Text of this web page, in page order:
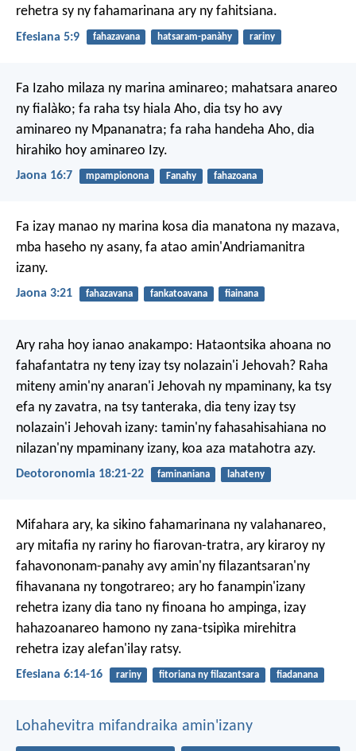
rehetra sy ny fahamarinana ary ny fahitsiana.
Efesiana 5:9 fahazavana hatsaram-panàhy rariny
Fa Izaho milaza ny marina aminareo; mahatsara anareo
ny fialàko; fa raha tsy hiala Aho, dia tsy ho avy
aminareo ny Mpananatra; fa raha handeha Aho, dia
hirahiko hoy aminareo Izy.
Jaona 16:7 mpampionona Fanahy fahazoana
Fa izay manao ny marina kosa dia manatona ny mazava,
mba haseho ny asany, fa atao amin'Andriamanitra
izany.
Jaona 3:21 fahazavana fankatoavana fiainana
Ary raha hoy ianao anakampo: Hataontsika ahoana no
fahafantatra ny teny izay tsy nolazain'i Jehovah? Raha
miteny amin'ny anaran'i Jehovah ny mpaminany, ka tsy
efa ny zavatra, na tsy tanteraka, dia teny izay tsy
nolazain'i Jehovah izany: tamin'ny fahasahisahiana no
nilazan'ny mpaminany izany, koa aza matahotra azy.
Deotoronomia 18:21-22 faminaniana lahateny
Mifahara ary, ka sikino fahamarinana ny valahanareo,
ary mitafia ny rariny ho fiarovan-tratra, ary kiraroy ny
fahavononam-panahy avy amin'ny filazantsaran'ny
fihavanana ny tongotrareo; ary ho fanampin'izany
rehetra izany dia tano ny finoana ho ampinga, izay
hahazoanareo hamono ny zana-tsipìka mirehitra
rehetra izay alefan'ilay ratsy.
Efesiana 6:14-16 rariny fitoriana ny filazantsara fiadanana
Lohahevitra mifandraika amin'izany